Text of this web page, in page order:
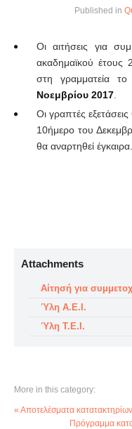
Published in
Οι αιτήσεις για
ακαδημαϊκού έτους
στη γραμματεία
Νοεμβρίου 2017
Οι γραπτές
10ήμερο του
θα αναρτηθεί έγκαιρα.
Attachments
Αίτησή για
Ύλη Α.Ε.Ι.
Ύλη Τ.Ε.Ι.
More in this category:
« Αποτελέσματα
Πρόγραμμα